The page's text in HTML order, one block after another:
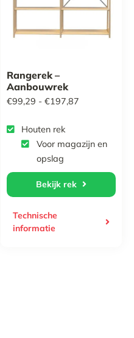
Rangerek –
Aanbouwrek
€99,29 - €197,87
€197,87
Houten rek
Voor magazijn en
opslag
Bekijk rek
Technische
informatie